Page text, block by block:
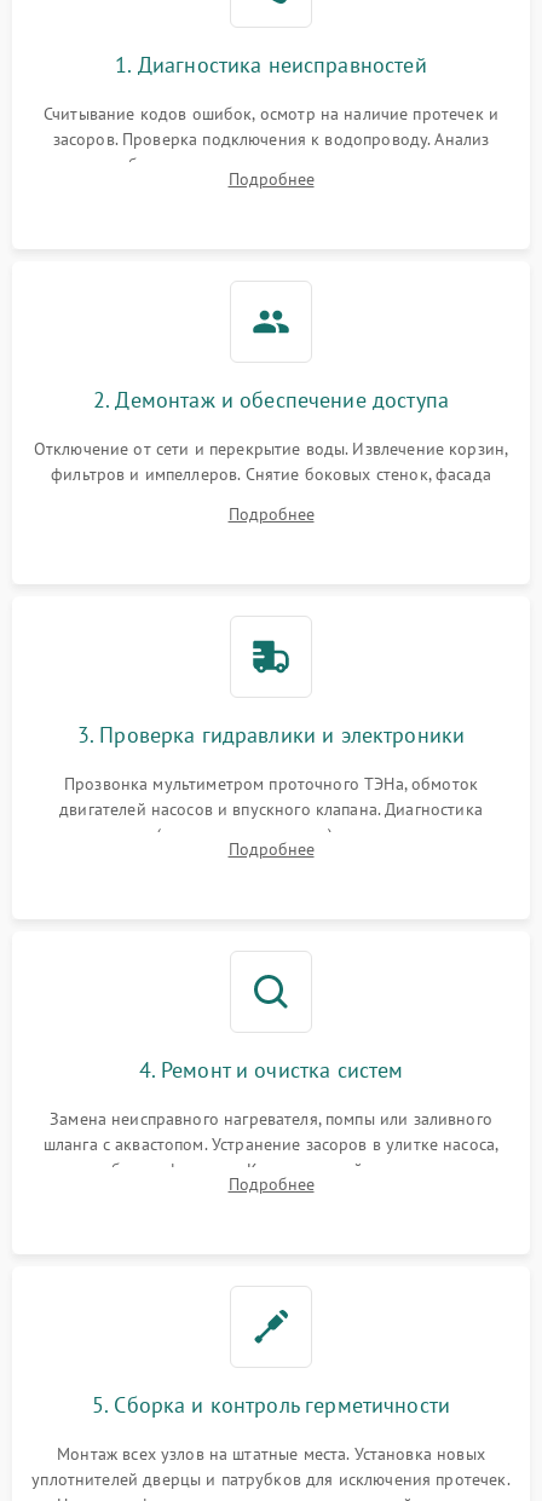
циркуляционным насосом
2100 ₽ Подробнее →
1. Диагностика неисправностей
Считывание кодов ошибок, осмотр на наличие протечек и
засоров. Проверка подключения к водопроводу. Анализ
жалоб на отсутствие слива, нагрева, вращения
разбрызгивателей или срабатывание системы защиты
Подробнее
2. Демонтаж и обеспечение доступа
Отключение от сети и перекрытие воды. Извлечение корзин,
фильтров и импеллеров. Снятие боковых стенок, фасада
циркуляционному насосу, ТЭНу и сливной помпе.
Подробнее
3. Проверка гидравлики и электроники
Прозвонка мультиметром проточного ТЭНа, обмоток
двигателей насосов и впускного клапана. Диагностика
прессостата (датчика уровня воды), датчика мутности,
концевика дверцы и электронного модуля управления.
Подробнее
4. Ремонт и очистка систем
Замена неисправного нагревателя, помпы или заливного
шланга с аквастопом. Устранение засоров в улитке насоса,
патрубках и фильтрах. Компонентный ремонт платы
управления, восстановление поврежденной проводки.
Подробнее
5. Сборка и контроль герметичности
Монтаж всех узлов на штатные места. Установка новых
уплотнителей дверцы и патрубков для исключения протечек.